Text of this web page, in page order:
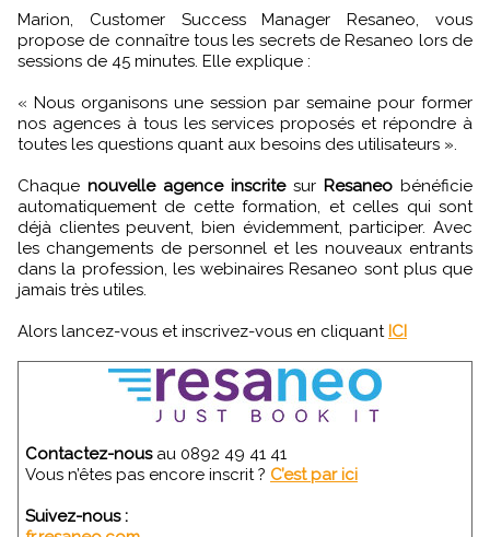
Marion, Customer Success Manager Resaneo, vous
propose de connaître tous les secrets de Resaneo lors de
sessions de 45 minutes. Elle explique :
« Nous organisons une session par semaine pour former
nos agences à tous les services proposés et répondre à
toutes les questions quant aux besoins des utilisateurs ».
Chaque nouvelle agence inscritesur Resaneo bénéficie
automatiquement de cette formation, et celles qui sont
déjà clientes peuvent, bien évidemment, participer. Avec
les changements de personnel et les nouveaux entrants
dans la profession, les webinaires Resaneo sont plus que
jamais très utiles.
Alors lancez-vous et inscrivez-vous en cliquant ICI
Contactez-nousau 0892 49 41 41
Vous n’êtes pas encore inscrit ? C’est par ici
Suivez-nous :